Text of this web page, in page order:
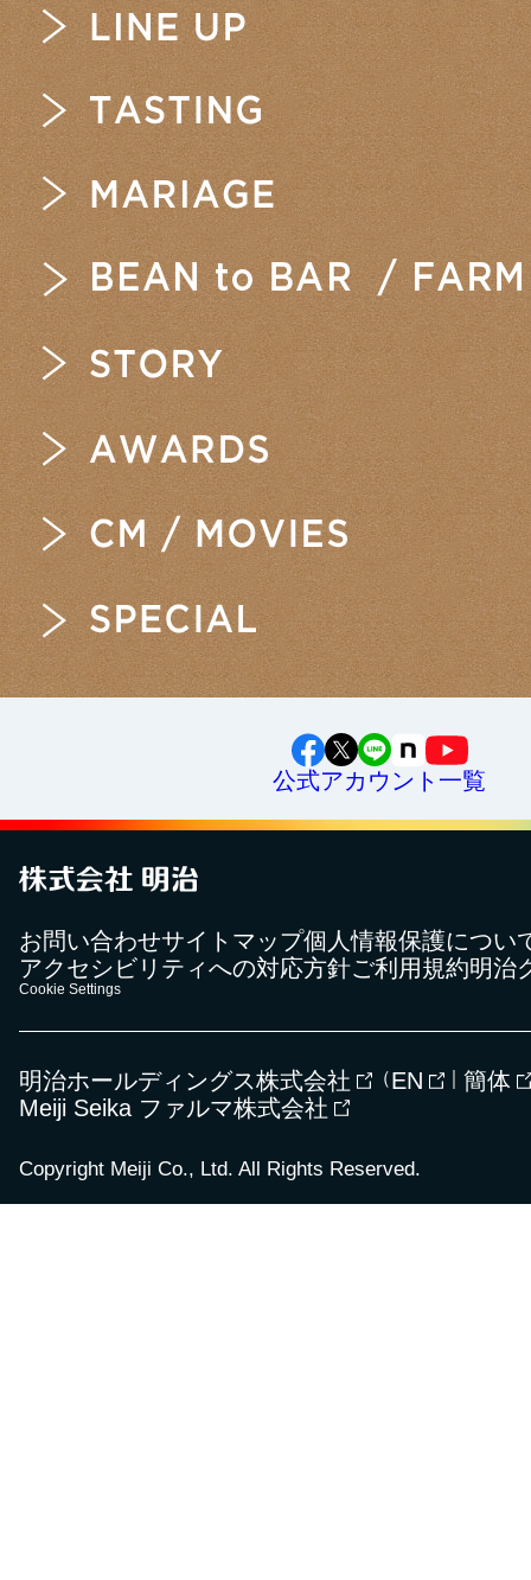
公式アカウント一覧
お問い合わせサイトマップ個人情報保護につい
アクセシビリティへの対応方針ご利用規約明治
Cookie Settings
明治ホールディングス株式会社 （EN
簡体
Meiji Seika ファルマ株式会社
Copyright Meiji Co., Ltd. All Rights Reserved.